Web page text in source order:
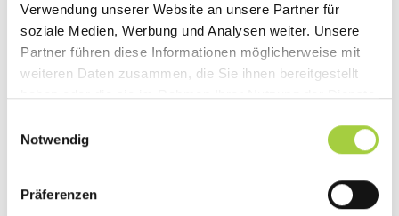
Verwendung unserer Website an unsere Partner für
soziale Medien, Werbung und Analysen weiter. Unsere
Partner führen diese Informationen möglicherweise mit
weiteren Daten zusammen, die Sie ihnen bereitgestellt
haben oder die sie im Rahmen Ihrer Nutzung der Dienste
Notwendig
Präferenzen